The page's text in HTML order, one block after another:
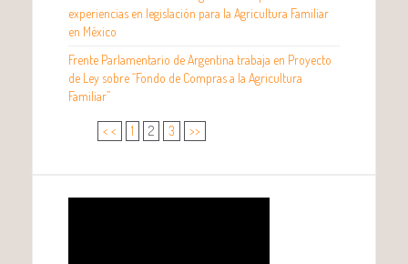
experiencias en legislación para la Agricultura Familiar
en México
Frente Parlamentario de Argentina trabaja en Proyecto
de Ley sobre “Fondo de Compras a la Agricultura
Familiar”
< < 1 2 3 >>